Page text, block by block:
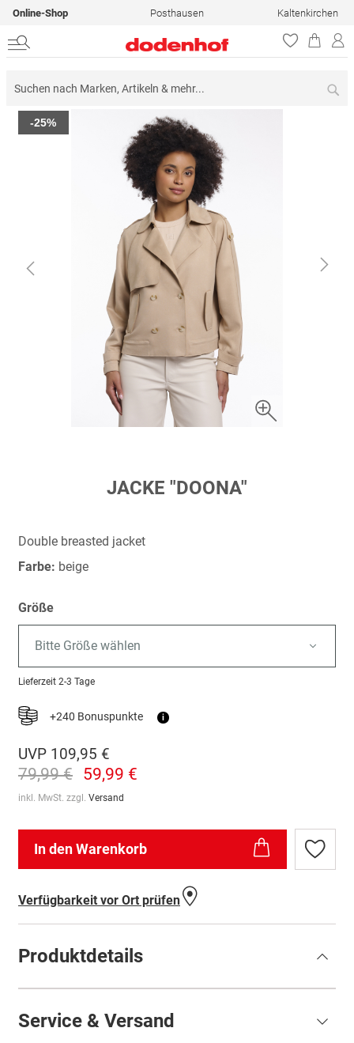
Online-Shop Posthausen Kaltenkirchen
Zum
Ende
-25%
springen
JACKE "DOONA"
Double breasted jacket
Farbe: beige
Größe
Bitte Größe wählen
Lieferzeit 2-3 Tage
+240 Bonuspunkte i
UVP 109,95 €
79,99 € 59,99 €
inkl. MwSt. zzgl. Versand
In den Warenkorb
Zur
Verfügbarkeit vor Ort prüfen
Produktdetails
Service & Versand